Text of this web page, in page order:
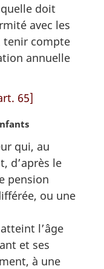
doit
avec les
tenir compte
annuelle
65]
qui, au
d’après le
pension
ou une
l’âge
et ses
à une